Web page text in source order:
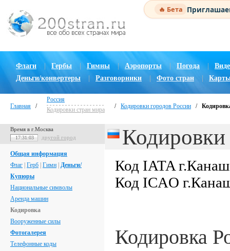
🔥 Бета
Флаги Гербы Гимны | Аэропорты Погода |
Деньги/конвертеры
Разговорники Фото стран
Главная /
Россия
Кодировки стран мира
/ Кодировки городов России /
Время в г.Москва
17:31:05 другой город
Общая информация
Флаг Герб Гимн Деньги/
Купюры
Национальные символы
Аренда машин
Кодировка
Вооруженные силы
Фотогалерея
Телефонные коды
Код IATA
Код ICAO
Кодировка